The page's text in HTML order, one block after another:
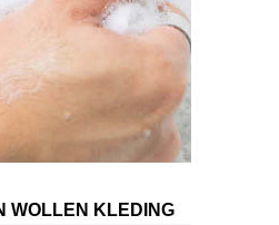
WOLLEN KLEDING